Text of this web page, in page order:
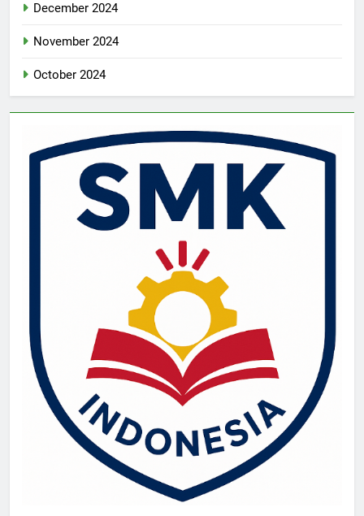
December 2024
November 2024
October 2024